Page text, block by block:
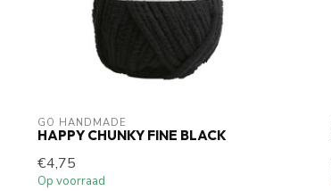
GO HANDMADE
HAPPY CHUNKY FINE BLACK
€4,75
Op voorraad